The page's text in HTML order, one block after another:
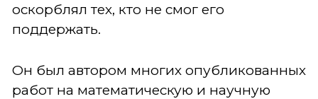
оскорблял тех, кто не смог его
поддержать.
Он был автором многих опубликованных
работ на математическую и научную